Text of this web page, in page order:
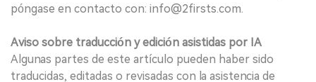
póngase en contacto con: info@2firsts.com.
Aviso sobre traducción y edición asistidas por IA
Algunas partes de este artículo pueden haber sido
traducidas, editadas o revisadas con la asistencia de